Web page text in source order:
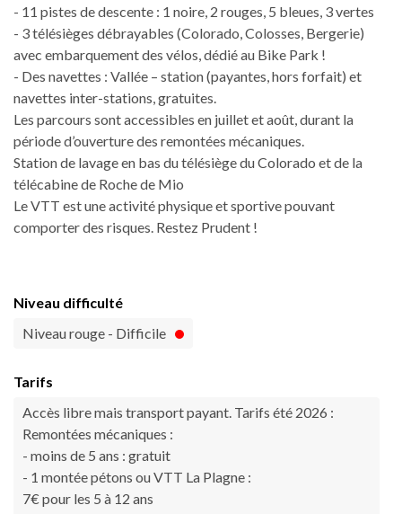
- 11 pistes de descente : 1 noire, 2 rouges, 5 bleues, 3 vertes
- 3 télésièges débrayables (Colorado, Colosses, Bergerie)
avec embarquement des vélos, dédié au Bike Park !
- Des navettes : Vallée – station (payantes, hors forfait) et
navettes inter-stations, gratuites.
Les parcours sont accessibles en juillet et août, durant la
période d’ouverture des remontées mécaniques.
Station de lavage en bas du télésiège du Colorado et de la
télécabine de Roche de Mio
Le VTT est une activité physique et sportive pouvant
comporter des risques. Restez Prudent !
Niveau difficulté
Niveau rouge - Difficile
Tarifs
Accès libre mais transport payant. Tarifs été 2026 :
Remontées mécaniques :
- moins de 5 ans : gratuit
- 1 montée pétons ou VTT La Plagne :
7€ pour les 5 à 12 ans